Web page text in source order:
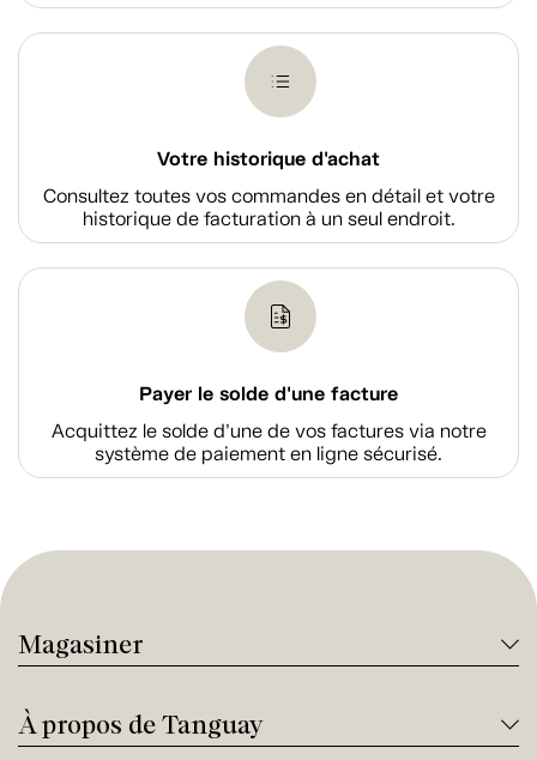
Votre historique d'achat
Consultez toutes vos commandes en détail et votre
historique de facturation à un seul endroit.
Payer le solde d'une facture
Acquittez le solde d’une de vos factures via notre
système de paiement en ligne sécurisé.
Magasiner
À propos de Tanguay